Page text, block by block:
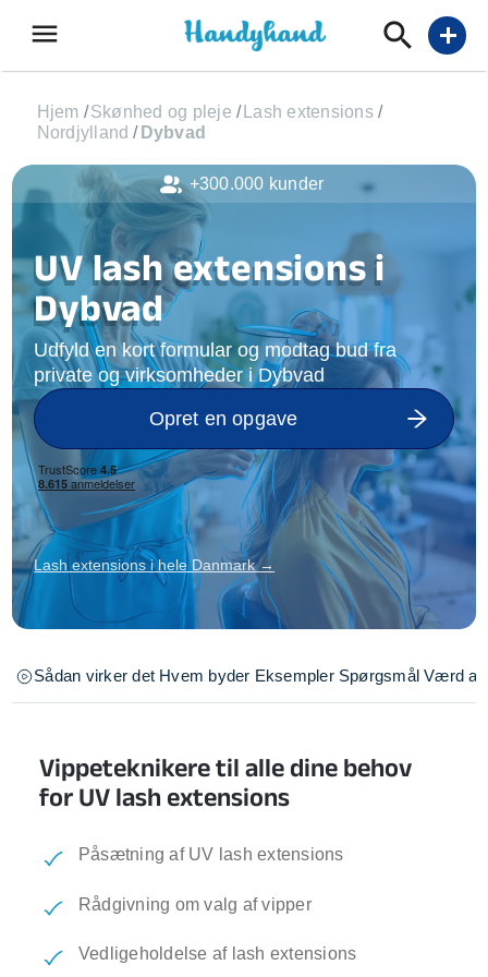
menu add
Hjem /Skønhed og pleje / Lash extensions /
Nordjylland / Dybvad
UV lash extensions i
Dybvad
Udfyld en kort formular og modtag bud fra
private og virksomheder i Dybvad
Opret en opgave
Lash extensions i hele Danmark →
Sådan virker det Hvem byder Eksempler Spørgsmål Værd at
Vippeteknikere til alle dine behov
for UV lash extensions
Påsætning af UV lash extensions
Rådgivning om valg af vipper
Vedligeholdelse af lash extensions
+300.000 kunder